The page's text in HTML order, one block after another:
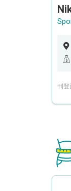
刊登